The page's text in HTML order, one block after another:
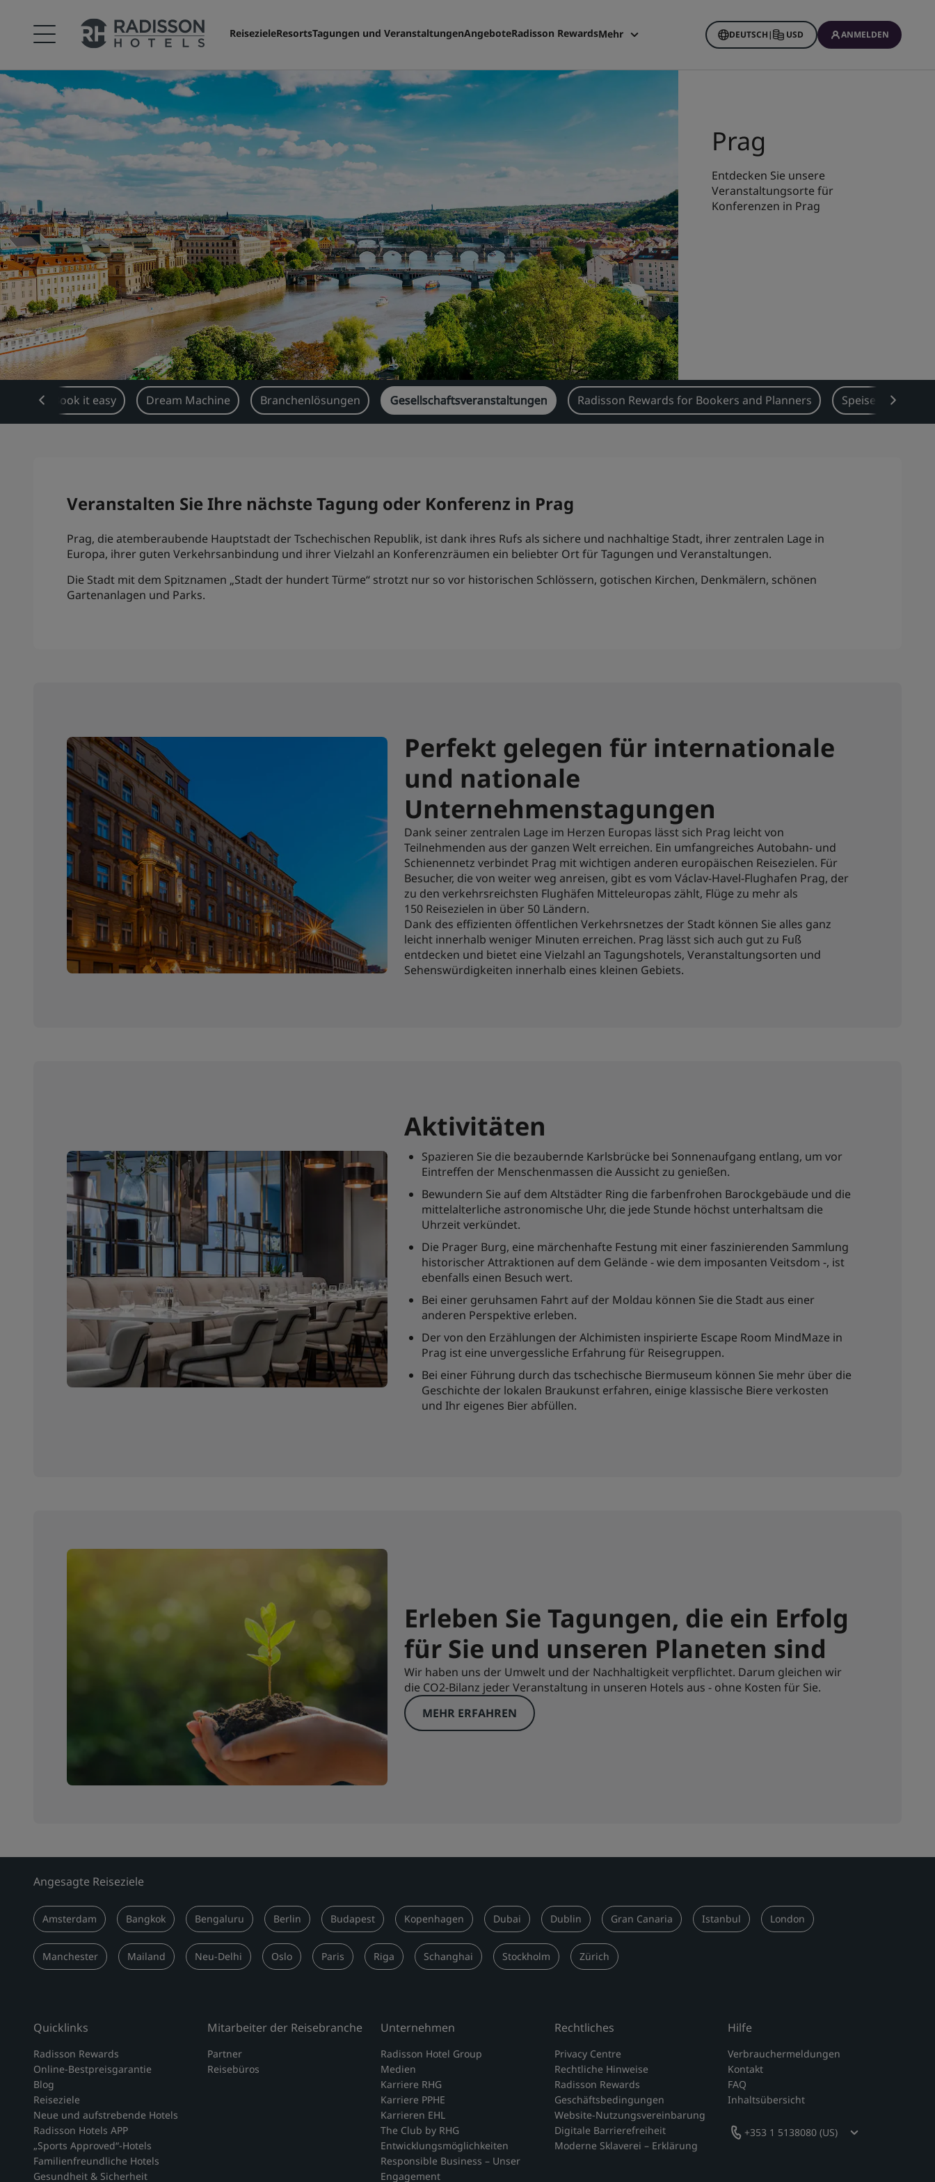
ReisezieleResortsTagungen und VeranstaltungenAngeboteRadisson RewardsMehr
Meine Buchungen
DEUTSCH| USD ANMELDEN
Prag
Entdecken Sie unsere
Veranstaltungsorte für
Konferenzen in Prag
Book it easy Dream Machine Branchenlösungen Gesellschaftsveranstaltungen Radisson Rewards for Bookers and Planners Speisen &
Veranstalten Sie Ihre nächste Tagung oder Konferenz in Prag
Prag, die atemberaubende Hauptstadt der Tschechischen Republik, ist dank ihres Rufs als sichere und nachhaltige Stadt, ihrer zentralen Lage in
Europa, ihrer guten Verkehrsanbindung und ihrer Vielzahl an Konferenzräumen ein beliebter Ort für Tagungen und Veranstaltungen.
Die Stadt mit dem Spitznamen „Stadt der hundert Türme“ strotzt nur so vor historischen Schlössern, gotischen Kirchen, Denkmälern, schönen
Gartenanlagen und Parks.
Perfekt gelegen für internationale
und nationale
Unternehmenstagungen
Dank seiner zentralen Lage im Herzen Europas lässt sich Prag leicht von
Teilnehmenden aus der ganzen Welt erreichen. Ein umfangreiches Autobahn- und
Schienennetz verbindet Prag mit wichtigen anderen europäischen Reisezielen. Für
Besucher, die von weiter weg anreisen, gibt es vom Václav-Havel-Flughafen Prag, der
zu den verkehrsreichsten Flughäfen Mitteleuropas zählt, Flüge zu mehr als
150 Reisezielen in über 50 Ländern.
Dank des effizienten öffentlichen Verkehrsnetzes der Stadt können Sie alles ganz
leicht innerhalb weniger Minuten erreichen. Prag lässt sich auch gut zu Fuß
entdecken und bietet eine Vielzahl an Tagungshotels, Veranstaltungsorten und
Sehenswürdigkeiten innerhalb eines kleinen Gebiets.
Aktivitäten
Spazieren Sie die bezaubernde Karlsbrücke bei Sonnenaufgang entlang, um vor
Eintreffen der Menschenmassen die Aussicht zu genießen.
Bewundern Sie auf dem Altstädter Ring die farbenfrohen Barockgebäude und die
mittelalterliche astronomische Uhr, die jede Stunde höchst unterhaltsam die
Uhrzeit verkündet.
Die Prager Burg, eine märchenhafte Festung mit einer faszinierenden Sammlung
historischer Attraktionen auf dem Gelände - wie dem imposanten Veitsdom -, ist
ebenfalls einen Besuch wert.
Bei einer geruhsamen Fahrt auf der Moldau können Sie die Stadt aus einer
anderen Perspektive erleben.
Der von den Erzählungen der Alchimisten inspirierte Escape Room MindMaze in
Prag ist eine unvergessliche Erfahrung für Reisegruppen.
Bei einer Führung durch das tschechische Biermuseum können Sie mehr über die
Geschichte der lokalen Braukunst erfahren, einige klassische Biere verkosten
und Ihr eigenes Bier abfüllen.
Erleben Sie Tagungen, die ein Erfolg
für Sie und unseren Planeten sind
Wir haben uns der Umwelt und der Nachhaltigkeit verpflichtet. Darum gleichen wir
die CO2-Bilanz jeder Veranstaltung in unseren Hotels aus - ohne Kosten für Sie.
MEHR ERFAHREN
Angesagte Reiseziele
Amsterdam Bangkok Bengaluru Berlin Budapest Kopenhagen Dubai Dublin Gran Canaria Istanbul London
Manchester Mailand Neu-Delhi Oslo Paris Riga Schanghai Stockholm Zürich
Quicklinks
Radisson Rewards
Online-Bestpreisgarantie
Blog
Reiseziele
Neue und aufstrebende Hotels
Radisson Hotels APP
„Sports Approved“-Hotels
Familienfreundliche Hotels
Gesundheit & Sicherheit
Mitarbeiter der Reisebranche
Partner
Reisebüros
Unternehmen
Radisson Hotel Group
Medien
Karriere RHG
Karriere PPHE
Karrieren EHL
The Club by RHG
Entwicklungsmöglichkeiten
Responsible Business – Unser
Engagement
Rechtliches
Privacy Centre
Rechtliche Hinweise
Radisson Rewards
Geschäftsbedingungen
Website-Nutzungsvereinbarung
Digitale Barrierefreiheit
Moderne Sklaverei – Erklärung
Hilfe
Verbrauchermeldungen
Kontakt
FAQ
Inhaltsübersicht
+353 1 5138080 (US)